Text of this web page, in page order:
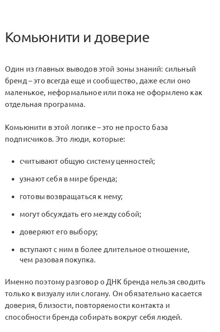
Комьюнити и доверие
Один из главных выводов этой зоны знаний: сильный
бренд – это всегда еще и сообщество, даже если оно
маленькое, неформальное или пока не оформлено как
отдельная программа.
Комьюнити в этой логике – это не просто база
подписчиков. Это люди, которые:
считывают общую систему ценностей;
узнают себя в мире бренда;
готовы возвращаться к нему;
могут обсуждать его между собой;
доверяют его выбору;
вступают с ним в более длительное отношение,
чем разовая покупка.
Именно поэтому разговор о ДНК бренда нельзя сводить
только к визуалу или слогану. Он обязательно касается
доверия, близости, повторяемости контакта и
способности бренда собирать вокруг себя людей.